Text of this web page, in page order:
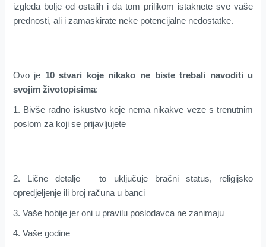
izgleda bolje od ostalih i da tom prilikom istaknete sve vaše
prednosti, ali i zamaskirate neke potencijalne nedostatke.
Ovo je 10 stvari koje nikako ne biste trebali navoditi u
svojim životopisima:
1. Bivše radno iskustvo koje nema nikakve veze s trenutnim
poslom za koji se prijavljujete
2. Lične detalje – to uključuje bračni status, religijsko
opredjeljenje ili broj računa u banci
3. Vaše hobije jer oni u pravilu poslodavca ne zanimaju
4. Vaše godine